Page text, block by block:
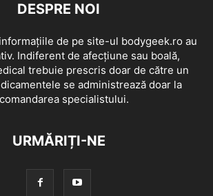
DESPRE NOI
de pe site-ul bodygeek.ro au
Indiferent de afecțiune sau boală,
trebuie prescris doar de către un
se administrează doar la
specialistului.
URMĂRIȚI-NE